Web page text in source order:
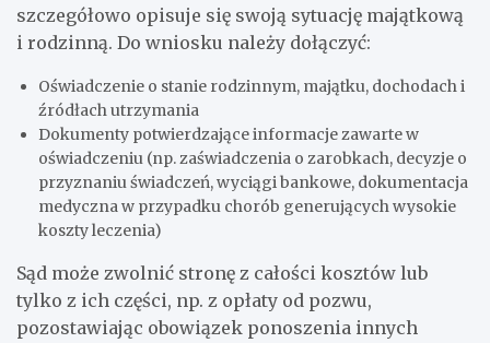
szczegółowo opisuje się swoją sytuację majątkową
i rodzinną. Do wniosku należy dołączyć:
Oświadczenie o stanie rodzinnym, majątku, dochodach i
źródłach utrzymania
Dokumenty potwierdzające informacje zawarte w
oświadczeniu (np. zaświadczenia o zarobkach, decyzje o
przyznaniu świadczeń, wyciągi bankowe, dokumentacja
medyczna w przypadku chorób generujących wysokie
koszty leczenia)
Sąd może zwolnić stronę z całości kosztów lub
tylko z ich części, np. z opłaty od pozwu,
pozostawiając obowiązek ponoszenia innych